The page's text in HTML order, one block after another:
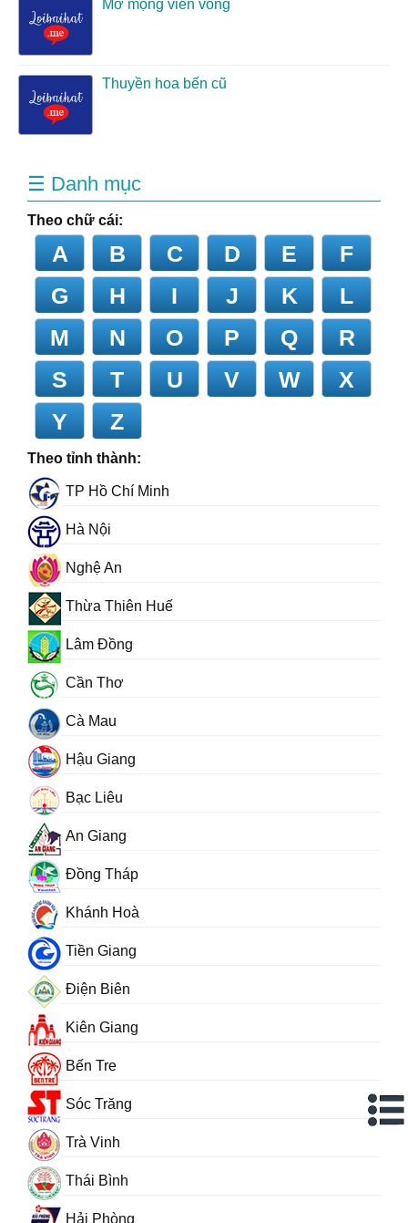
Mơ mộng viển vông
Thuyền hoa bến cũ
☰ Danh mục
Theo chữ cái:
A B C D E
F
G
H I J K
L
M
N O P Q
R
S
T U V W
X
Y
Z
Theo tỉnh thành:
TP Hồ Chí Minh
Hà Nội
Nghệ An
Thừa Thiên Huế
Lâm Đồng
Cần Thơ
Cà Mau
Hậu Giang
Bạc Liêu
An Giang
Đồng Tháp
Khánh Hoà
Tiền Giang
Điện Biên
Kiên Giang
Bến Tre
Sóc Trăng
Trà Vinh
Thái Bình
Hải Phòng